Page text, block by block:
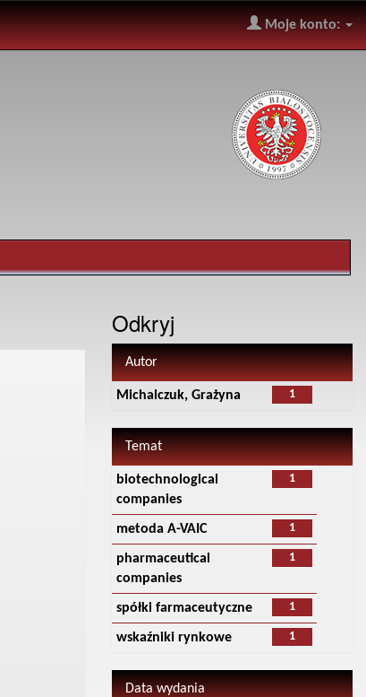
Moje konto:
Odkryj
Autor
1
Michalczuk, Grażyna
Temat
1
biotechnological
companies
1
metoda A-VAIC
1
pharmaceutical
companies
1
spółki farmaceutyczne
1
wskaźniki rynkowe
Data wydania